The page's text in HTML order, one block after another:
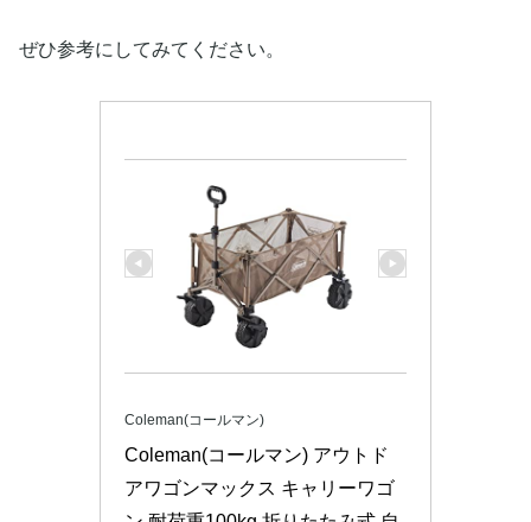
ぜひ参考にしてみてください。
Coleman(コールマン)
Coleman(コールマン) アウトド
アワゴンマックス キャリーワゴ